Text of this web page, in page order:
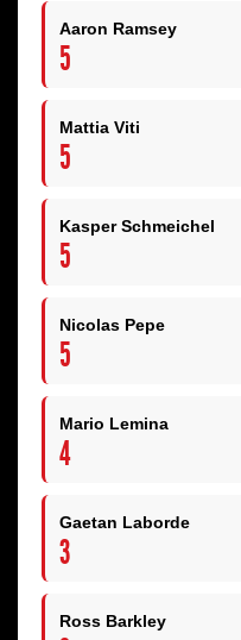
Aaron Ramsey
5
Mattia Viti
5
Kasper Schmeichel
5
Nicolas Pepe
5
Mario Lemina
4
Gaetan Laborde
3
Ross Barkley